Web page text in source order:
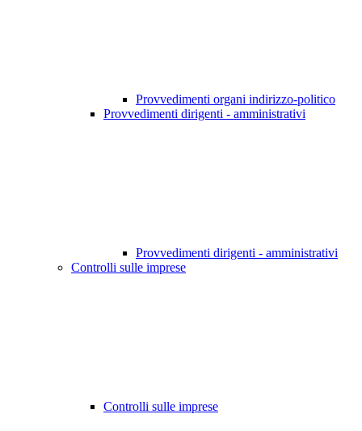
Provvedimenti organi indirizzo-politico
Provvedimenti dirigenti - amministrativi
Provvedimenti dirigenti - amministrativi
Controlli sulle imprese
Controlli sulle imprese